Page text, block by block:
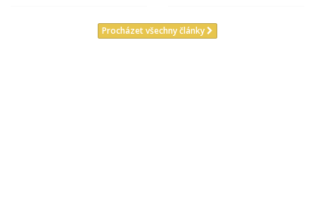
Procházet všechny články